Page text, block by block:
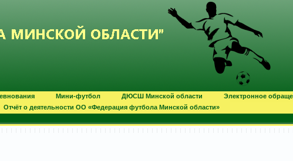
Мини-футбол ДЮСШ Минской области Электронное
Отчёт о деятельности ОО «Федерация футбола Минской области»